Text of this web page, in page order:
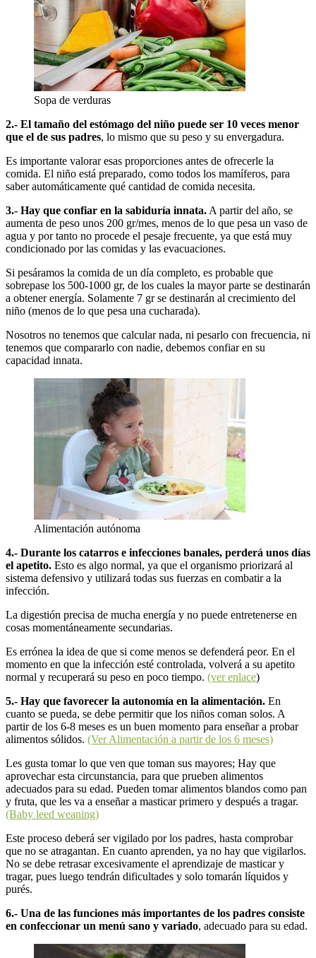
Sopa de verduras
2.- El tamaño del estómago del niño puede ser 10 veces menor
que el de sus padres, lo mismo que su peso y su envergadura.
Es importante valorar esas proporciones antes de ofrecerle la
comida. El niño está preparado, como todos los mamíferos, para
saber automáticamente qué cantidad de comida necesita.
3.- Hay que confiar en la sabiduría innata. A partir del año, se
aumenta de peso unos 200 gr/mes, menos de lo que pesa un vaso de
agua y por tanto no procede el pesaje frecuente, ya que está muy
condicionado por las comidas y las evacuaciones.
Si pesáramos la comida de un día completo, es probable que
sobrepase los 500-1000 gr, de los cuales la mayor parte se destinarán
a obtener energía. Solamente 7 gr se destinarán al crecimiento del
niño (menos de lo que pesa una cucharada).
Nosotros no tenemos que calcular nada, ni pesarlo con frecuencia, ni
tenemos que compararlo con nadie, debemos confiar en su
capacidad innata.
Alimentación autónoma
4.- Durante los catarros e infecciones banales, perderá unos días
el apetito. Esto es algo normal, ya que el organismo priorizará al
sistema defensivo y utilizará todas sus fuerzas en combatir a la
infección.
La digestión precisa de mucha energía y no puede entretenerse en
cosas momentáneamente secundarias.
Es errónea la idea de que si come menos se defenderá peor. En el
momento en que la infección esté controlada, volverá a su apetito
normal y recuperará su peso en poco tiempo. (ver enlace)
5.- Hay que favorecer la autonomía en la alimentación. En
cuanto se pueda, se debe permitir que los niños coman solos. A
partir de los 6-8 meses es un buen momento para enseñar a probar
alimentos sólidos. (Ver Alimentación a partir de los 6 meses)
Les gusta tomar lo que ven que toman sus mayores; Hay que
aprovechar esta circunstancia, para que prueben alimentos
adecuados para su edad. Pueden tomar alimentos blandos como pan
y fruta, que les va a enseñar a masticar primero y después a tragar.
(Baby leed weaning)
Este proceso deberá ser vigilado por los padres, hasta comprobar
que no se atragantan. En cuanto aprenden, ya no hay que vigilarlos.
No se debe retrasar excesivamente el aprendizaje de masticar y
tragar, pues luego tendrán dificultades y solo tomarán líquidos y
purés.
6.- Una de las funciones más importantes de los padres consiste
en confeccionar un menú sano y variado, adecuado para su edad.